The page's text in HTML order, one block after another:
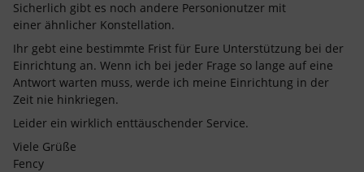
Sicherlich gibt es noch andere Personionutzer mit
einer ähnlicher Konstellation.
Ihr gebt eine bestimmte Frist für Eure Unterstützung bei der
Einrichtung an. Wenn ich bei jeder Frage so lange auf eine
Antwort warten muss, werde ich meine Einrichtung in der
Zeit nie hinkriegen.
Leider ein wirklich enttäuschender Service.
Viele Grüße
Fency